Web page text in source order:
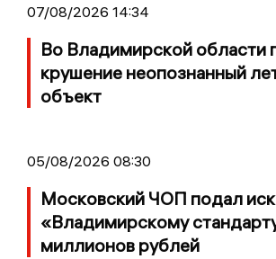
07/08/2026 14:34
Во Владимирской области
крушение неопознанный
объект
05/08/2026 08:30
Московский ЧОП подал
«Владимирскому
миллионов рублей